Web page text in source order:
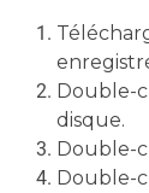
Double-
disque.
Double-